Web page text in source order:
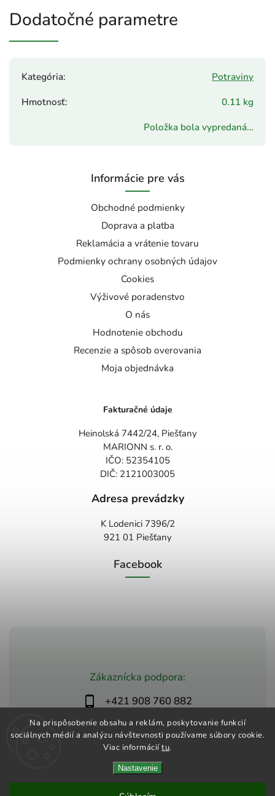
Na prispôsobenie obsahu a reklám, poskytovanie funkcií
sociálnych médií a analýzu návštevnosti používame súbory cookie.
Viac informáciítu.
Nastavenie
Dodatočné parametre
Kategória:
Potraviny
Hmotnosť:
0.11 kg
Položka bola vypredaná…
Zákaznícka podpora:
+421 908 760 882
obchod@zdravio.sk
Informácie pre vás
Obchodné podmienky
Doprava a platba
Reklamácia a vrátenie tovaru
Podmienky ochrany osobných údajov
Cookies
Výživové poradenstvo
O nás
Hodnotenie obchodu
Recenzie a spôsob overovania
Moja objednávka
Fakturačné údaje
Heinolská 7442/24, Piešťany
MARIONN s. r. o.
IČO: 52354105
DIČ: 2121003005
Adresa prevádzky
K Lodenici 7396/2
921 01 Piešťany
Facebook
Copyright 2026Zdravio. Všetky práva vyhradené.
Upraviť nastavenie cookies